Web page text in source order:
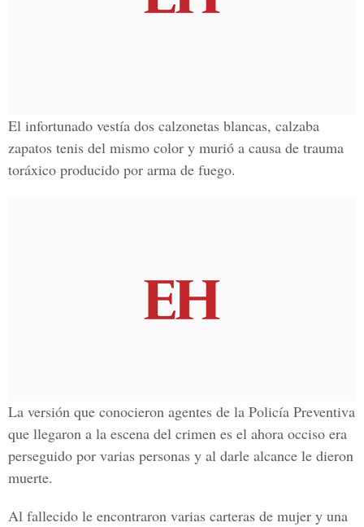
El infortunado vestía dos calzonetas blancas, calzaba
zapatos tenis del mismo color y murió a causa de trauma
toráxico producido por arma de fuego.
La versión que conocieron agentes de la Policía Preventiva
que llegaron a la escena del crimen es el ahora occiso era
perseguido por varias personas y al darle alcance le dieron
muerte.
Al fallecido le encontraron varias carteras de mujer y una